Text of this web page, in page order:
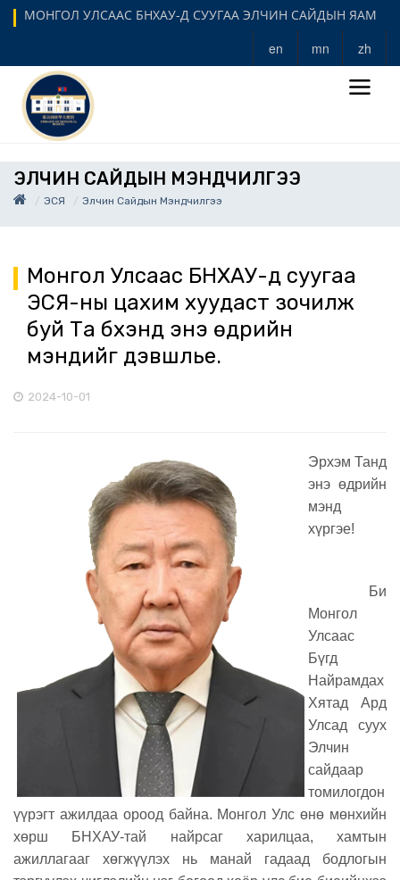
МОНГОЛ УЛСААС БНХАУ-Д СУУГАА ЭЛЧИН САЙДЫН ЯАМ
en mn zh
ЭЛЧИН САЙДЫН МЭНДЧИЛГЭЭ
ЭСЯ Элчин Сайдын Мэндчилгээ
Монгол Улсаас БНХАУ-д суугаа
ЭСЯ-ны цахим хуудаст зочилж
буй Та бүхэнд энэ өдрийн
мэндийг дэвшүүлье.
2024-10-01
Эрхэм Танд
энэ өдрийн
мэнд
хүргэе!
Би
Монгол
Улсаас
Бүгд
Найрамдах
Хятад Ард
Улсад суух
Элчин
сайдаар
томилогдон
үүрэгт ажилдаа ороод байна. Монгол Улс өнө мөнхийн
хөрш БНХАУ-тай найрсаг харилцаа, хамтын
ажиллагааг хөгжүүлэх нь манай гадаад бодлогын